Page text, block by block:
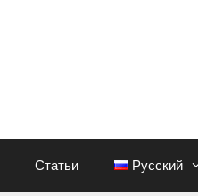
Статьи Русский